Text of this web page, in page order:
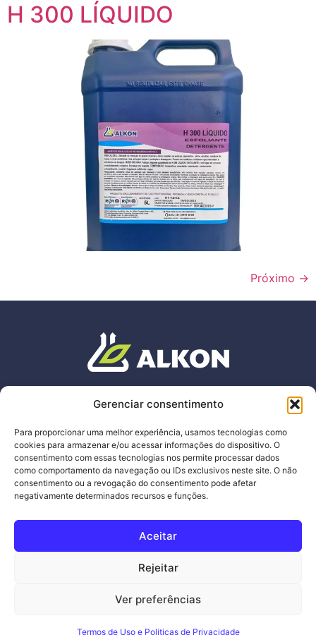
Gerenciar consentimento
Para proporcionar uma melhor experiência, usamos tecnologias como
cookies para armazenar e/ou acessar informações do dispositivo. O
consentimento com essas tecnologias nos permite processar dados
como comportamento da navegação ou IDs exclusivos neste site. O não
consentimento ou a revogação do consentimento pode afetar
negativamente determinados recursos e funções.
Aceitar
Rejeitar
Ver preferências
Termos de Uso e Politicas de Privacidade
H 300 LÍQUIDO
Próximo →
Av. Wilson Tavares Ribeiro, 465,
Contagem – Minas Gerais
CEP: 32.183 -680
alkon@alkon.com.br
+55 31 3441-8181
Termos de Uso e Politica de Privacidade